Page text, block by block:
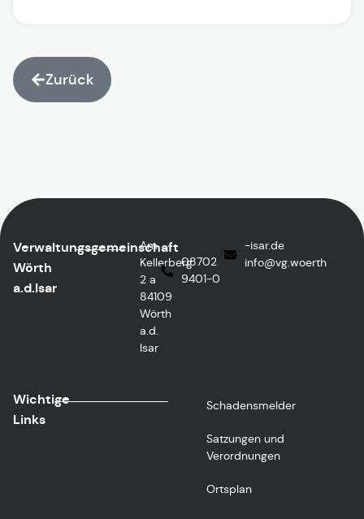
Zurück
Verwaltungsgemeinschaft
Wörth
a.d.Isar
Am
Kellerberg
2 a
84109
Wörth
a.d.
Isar
08702
9401-0
ed.rasi-
htreow.gv
@ofni
Wichtige
Links
Schadensmelder
Satzungen und
Verordnungen
Ortsplan